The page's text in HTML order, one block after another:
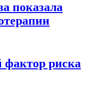
показала
фактор риска